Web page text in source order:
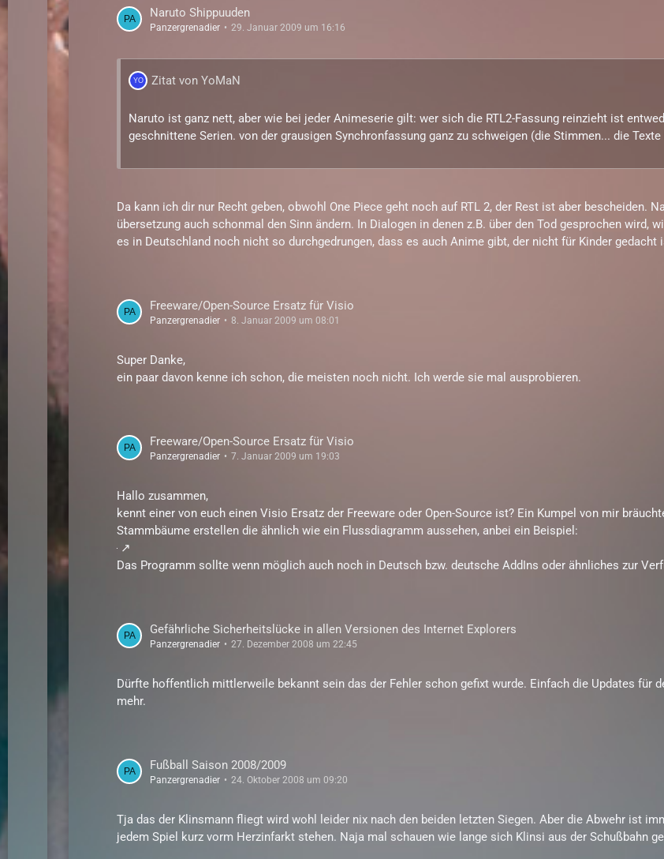
Naruto Shippuuden
Panzergrenadier 29. Januar 2009 um 16:16
Zitat von YoMaN
Naruto ist ganz nett, aber wie bei jeder Animeserie gilt: wer sich die RTL2-Fassung reinzieht ist
geschnittene Serien. von der grausigen Synchronfassung ganz zu schweigen (die Stimmen... die
Da kann ich dir nur Recht geben, obwohl One Piece geht noch auf RTL 2, der Rest ist aber bescheiden.
übersetzung auch schonmal den Sinn ändern. In Dialogen in denen z.B. über den Tod gesprochen wird,
es in Deutschland noch nicht so durchgedrungen, dass es auch Anime gibt, der nicht für Kinder gedacht
Freeware/Open-Source Ersatz für Visio
Panzergrenadier 8. Januar 2009 um 08:01
Super Danke,
ein paar davon kenne ich schon, die meisten noch nicht. Ich werde sie mal ausprobieren.
Freeware/Open-Source Ersatz für Visio
Panzergrenadier 7. Januar 2009 um 19:03
Hallo zusammen,
kennt einer von euch einen Visio Ersatz der Freeware oder Open-Source ist? Ein Kumpel von mir
Stammbäume erstellen die ähnlich wie ein Flussdiagramm aussehen, anbei ein Beispiel:
Das Programm sollte wenn möglich auch noch in Deutsch bzw. deutsche AddIns oder ähnliches zur
Gefährliche Sicherheitslücke in allen Versionen des Internet Explorers
Panzergrenadier 27. Dezember 2008 um 22:45
Dürfte hoffentlich mittlerweile bekannt sein das der Fehler schon gefixt wurde. Einfach die Updates für
mehr.
Fußball Saison 2008/2009
Panzergrenadier 24. Oktober 2008 um 09:20
Tja das der Klinsmann fliegt wird wohl leider nix nach den beiden letzten Siegen. Aber die Abwehr ist
jedem Spiel kurz vorm Herzinfarkt stehen. Naja mal schauen wie lange sich Klinsi aus der Schußbahn